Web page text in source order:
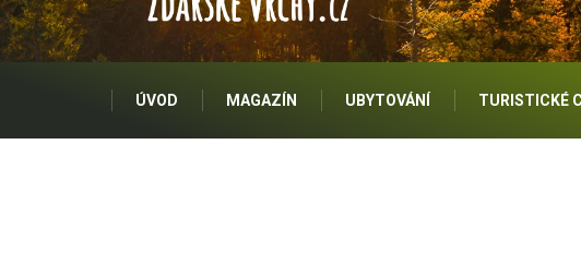
ÚVOD MAGAZÍN UBYTOVÁNÍ TURISTICKÉ